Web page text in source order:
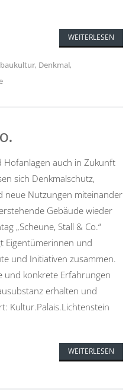
WEITERLESEN
baukultur, Denkmal,
Hofanlagen auch in Zukunft
sich Denkmalschutz,
neue Nutzungen miteinander
Gebäude wieder
„Scheune, Stall & Co.“
Eigentümerinnen und
und Initiativen zusammen.
und konkrete Erfahrungen
erhalten und
Kultur.Palais.Lichtenstein
WEITERLESEN